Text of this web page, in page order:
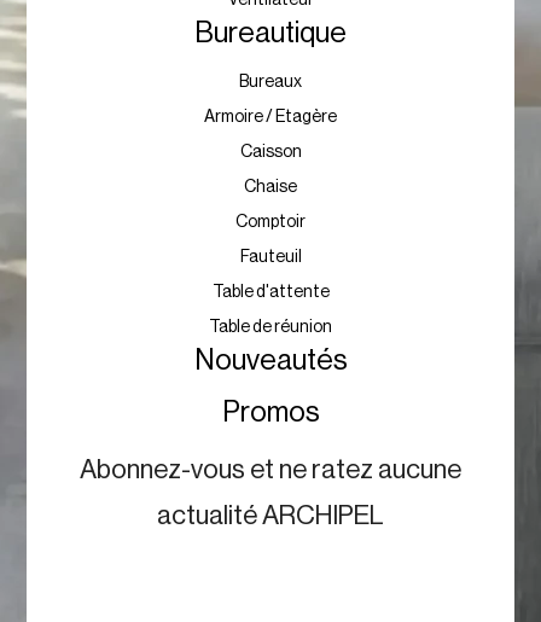
Bureautique
Bureaux
Armoire / Etagère
Caisson
Chaise
Comptoir
Fauteuil
Table d'attente
Table de réunion
Nouveautés
Promos
Abonnez-vous et ne ratez aucune
actualité ARCHIPEL